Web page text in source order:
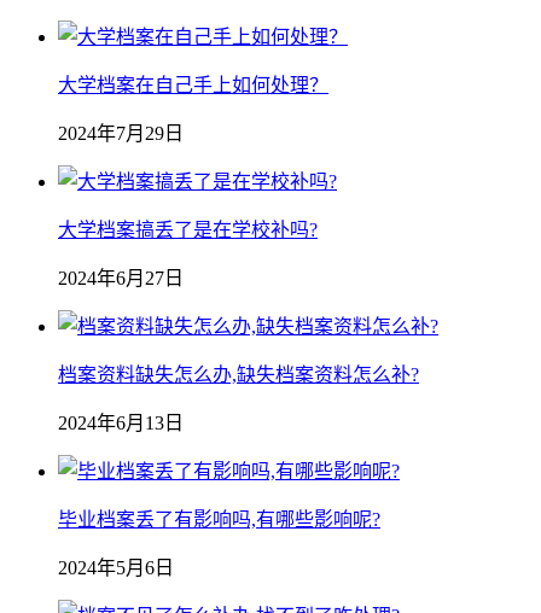
大学档案在自己手上如何处理？
2024年7月29日
大学档案搞丢了是在学校补吗?
2024年6月27日
档案资料缺失怎么办,缺失档案资料怎么补?
2024年6月13日
毕业档案丢了有影响吗,有哪些影响呢?
2024年5月6日